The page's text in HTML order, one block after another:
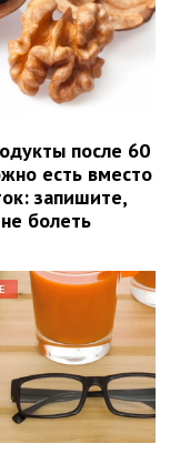
после 60
есть вместо
запишите,
болеть